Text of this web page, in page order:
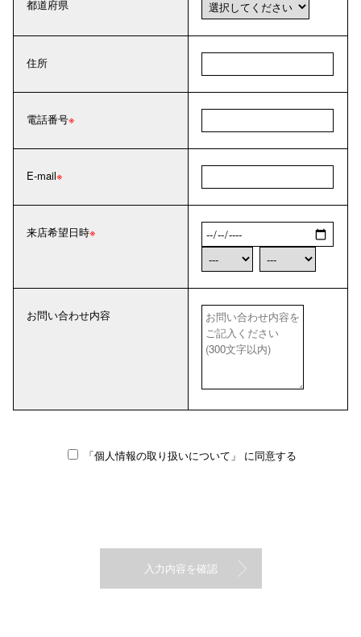
都道府県
住所
電話番号
E-mail
来店希望日時
お問い合わせ内容
「個人情報の取り扱いについて」 に同意する